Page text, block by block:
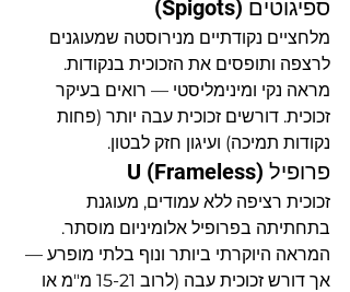
ספיגוטים (Spigots)
מלחציים נקודתיים מנירוסטה שמעוגנים
לרצפה ותופסים את הזכוכית בנקודות.
מראה נקי ומינימליסטי — רואים בעיקר
זכוכית. דורשים זכוכית עבה יותר (פחות
נקודות תמיכה) ועיגון חזק לבטון.
פרופיל U (Frameless)
זכוכית רציפה ללא עמודים, מעוגנת
בתחתיתה בפרופיל אלומיניום מוסתר.
המראה היוקרתי ביותר ונוף בלתי מופרע —
אך דורש זכוכית עבה (לרוב 15-21 מ"מ או